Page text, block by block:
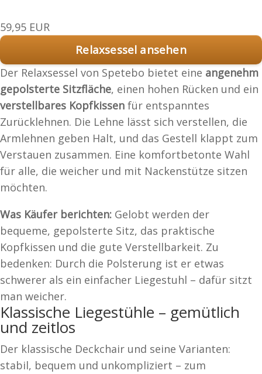
59,95 EUR
Relaxsessel ansehen
Der Relaxsessel von Spetebo bietet eine angenehm
gepolsterte Sitzfläche, einen hohen Rücken und ein
verstellbares Kopfkissen für entspanntes
Zurücklehnen. Die Lehne lässt sich verstellen, die
Armlehnen geben Halt, und das Gestell klappt zum
Verstauen zusammen. Eine komfortbetonte Wahl
für alle, die weicher und mit Nackenstütze sitzen
möchten.
Was Käufer berichten: Gelobt werden der
bequeme, gepolsterte Sitz, das praktische
Kopfkissen und die gute Verstellbarkeit. Zu
bedenken: Durch die Polsterung ist er etwas
schwerer als ein einfacher Liegestuhl – dafür sitzt
man weicher.
Klassische Liegestühle – gemütlich
und zeitlos
Der klassische Deckchair und seine Varianten:
stabil, bequem und unkompliziert – zum